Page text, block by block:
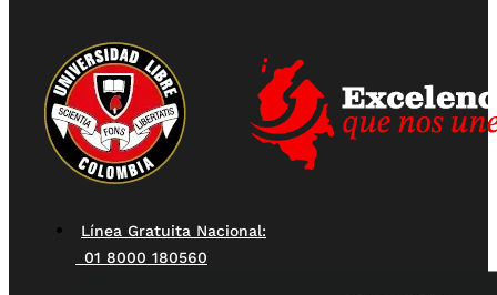
Línea Gratuita Nacional:
01 8000 180560